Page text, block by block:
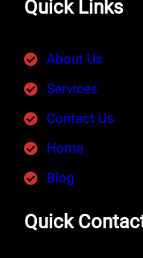
Quick Links
About Us
Services
Contact Us
Home
Blog
Quick